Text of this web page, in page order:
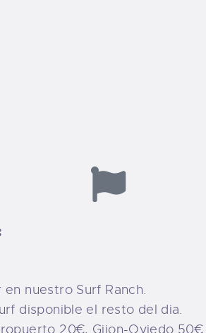
en nuestro Surf Ranch.
disponible el resto del dia.
20€, Gijon-Oviedo 50€.